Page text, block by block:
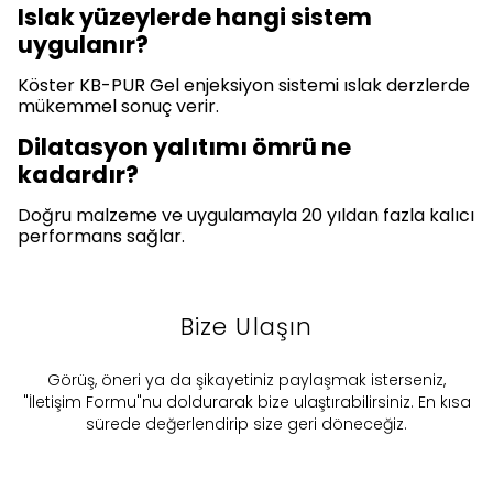
Islak yüzeylerde hangi sistem
uygulanır?
Köster KB-PUR Gel enjeksiyon sistemi ıslak derzlerde
mükemmel sonuç verir.
Dilatasyon yalıtımı ömrü ne
kadardır?
Doğru malzeme ve uygulamayla 20 yıldan fazla kalıcı
performans sağlar.
Bize Ulaşın
​Görüş, öneri ya da şikayetiniz paylaşmak isterseniz,
"İletişim Formu"nu doldurarak bize ulaştırabilirsiniz. En kısa
sürede değerlendirip size geri döneceğiz.